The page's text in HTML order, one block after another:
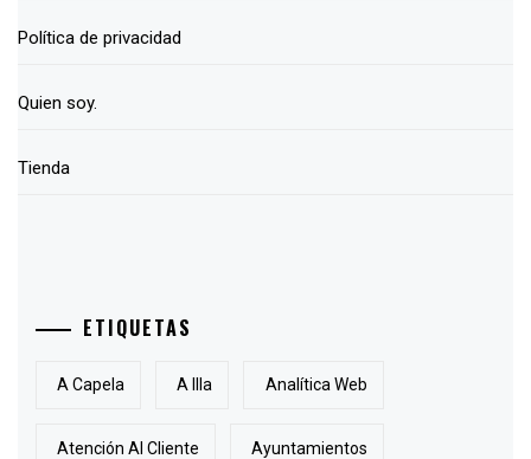
Política de privacidad
Quien soy.
Tienda
ETIQUETAS
A Capela A Illa Analítica Web
Atención Al Cliente Ayuntamientos